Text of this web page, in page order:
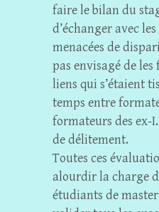
faire le bilan du
d’échanger avec
menacées de
pas envisagé de les
liens qui s’étaient
temps entre
formateurs des ex-
de délitement.
Toutes ces
alourdir la charge
étudiants de master